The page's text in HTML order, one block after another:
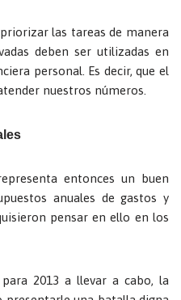
las tareas de manera
deben ser utilizadas en
personal. Es decir, que el
nuestros números.
entonces un buen
anuales de gastos y
pensar en ello en los
2013 a llevar a cabo, la